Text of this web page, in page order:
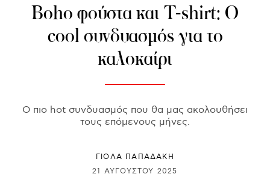
Boho φούστα και T-shirt: Ο
cool συνδυασμός για το
καλοκαίρι
Ο πιο hot συνδυασμός που θα μας ακολουθήσει
τους επόμενους μήνες.
ΓΙΌΛΑ ΠΑΠΑΔΆΚΗ
21 ΑΥΓΟΎΣΤΟΥ 2025